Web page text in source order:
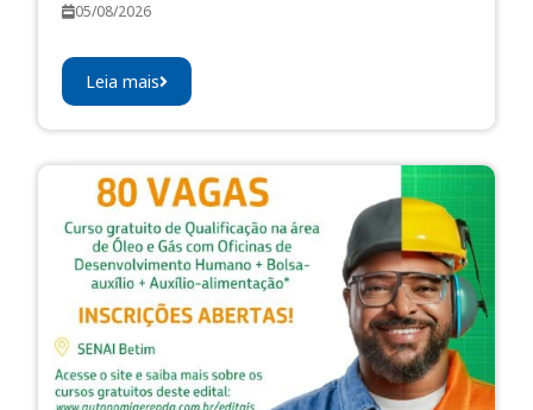
05/08/2026
Leia mais